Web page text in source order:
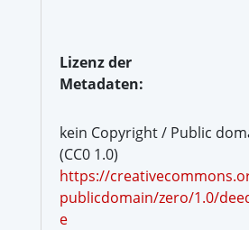
Lizenz der
Metadaten:
kein Copyright / Public
(CC0 1.0)
https://
publicdomain/zero/1.0/
e